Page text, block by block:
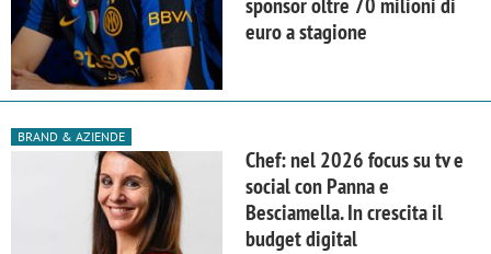
euro a stagione
BRAND & AZIENDE
Chef: nel 2026 focus su tv e
social con Panna e
Besciamella. In crescita il
budget digital